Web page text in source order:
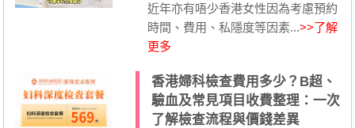
近年亦有唔少香港女性因為考慮預約
時間、費用、私隱度等因素...>>了解
更多
香港婦科檢查費用多少？B超、
驗血及常見項目收費整理：一次
了解檢查流程與價錢差異